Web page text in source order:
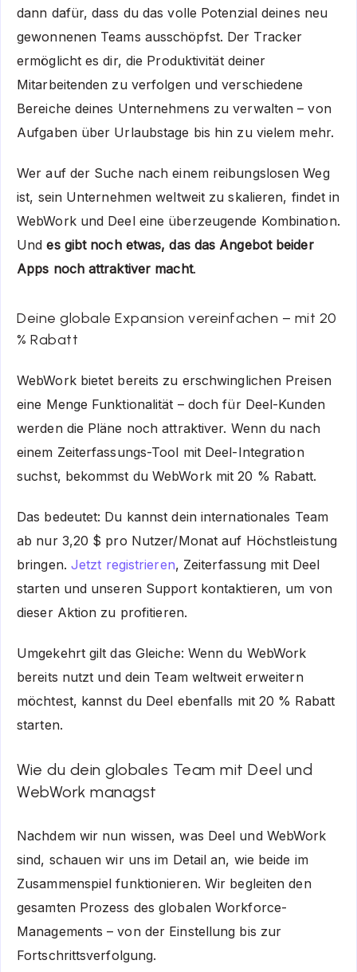
dann dafür, dass du das volle Potenzial deines neu
gewonnenen Teams ausschöpfst. Der Tracker
ermöglicht es dir, die Produktivität deiner
Mitarbeitenden zu verfolgen und verschiedene
Bereiche deines Unternehmens zu verwalten – von
Aufgaben über Urlaubstage bis hin zu vielem mehr.
Wer auf der Suche nach einem reibungslosen Weg
ist, sein Unternehmen weltweit zu skalieren, findet in
WebWork und Deel eine überzeugende Kombination.
Undes gibt noch etwas, das das Angebot beider
Apps noch attraktiver macht.
Deine globale Expansion vereinfachen – mit 20
% Rabatt
WebWork bietet bereits zu erschwinglichen Preisen
eine Menge Funktionalität – doch für Deel-Kunden
werden die Pläne noch attraktiver. Wenn du nach
einem Zeiterfassungs-Tool mit Deel-Integration
suchst, bekommst du WebWork mit 20 % Rabatt.
Das bedeutet: Du kannst dein internationales Team
ab nur 3,20 $ pro Nutzer/Monat auf Höchstleistung
bringen. Jetzt registrieren, Zeiterfassung mit Deel
starten und unseren Support kontaktieren, um von
dieser Aktion zu profitieren.
Umgekehrt gilt das Gleiche: Wenn du WebWork
bereits nutzt und dein Team weltweit erweitern
möchtest, kannst du Deel ebenfalls mit 20 % Rabatt
starten.
Wie du dein globales Team mit Deel und
WebWork managst
Nachdem wir nun wissen, was Deel und WebWork
sind, schauen wir uns im Detail an, wie beide im
Zusammenspiel funktionieren. Wir begleiten den
gesamten Prozess des globalen Workforce-
Managements – von der Einstellung bis zur
Fortschrittsverfolgung.